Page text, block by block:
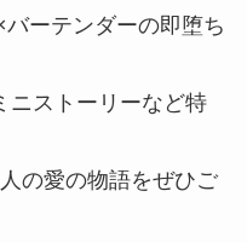
ーテンダーの即堕ち
ニストーリーなど特
の愛の物語をぜひご